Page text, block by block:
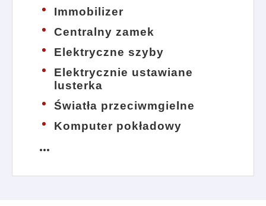
Immobilizer
Centralny zamek
Elektryczne szyby
Elektrycznie ustawiane
lusterka
Światła przeciwmgielne
Komputer pokładowy
more_horiz